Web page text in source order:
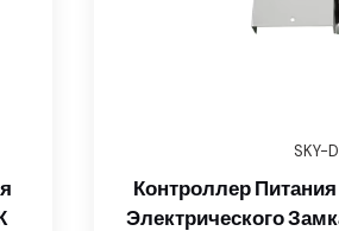
SKY-
Контроллер
Электрического